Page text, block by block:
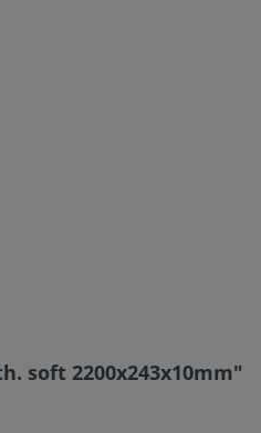
soft 2200x243x10mm"